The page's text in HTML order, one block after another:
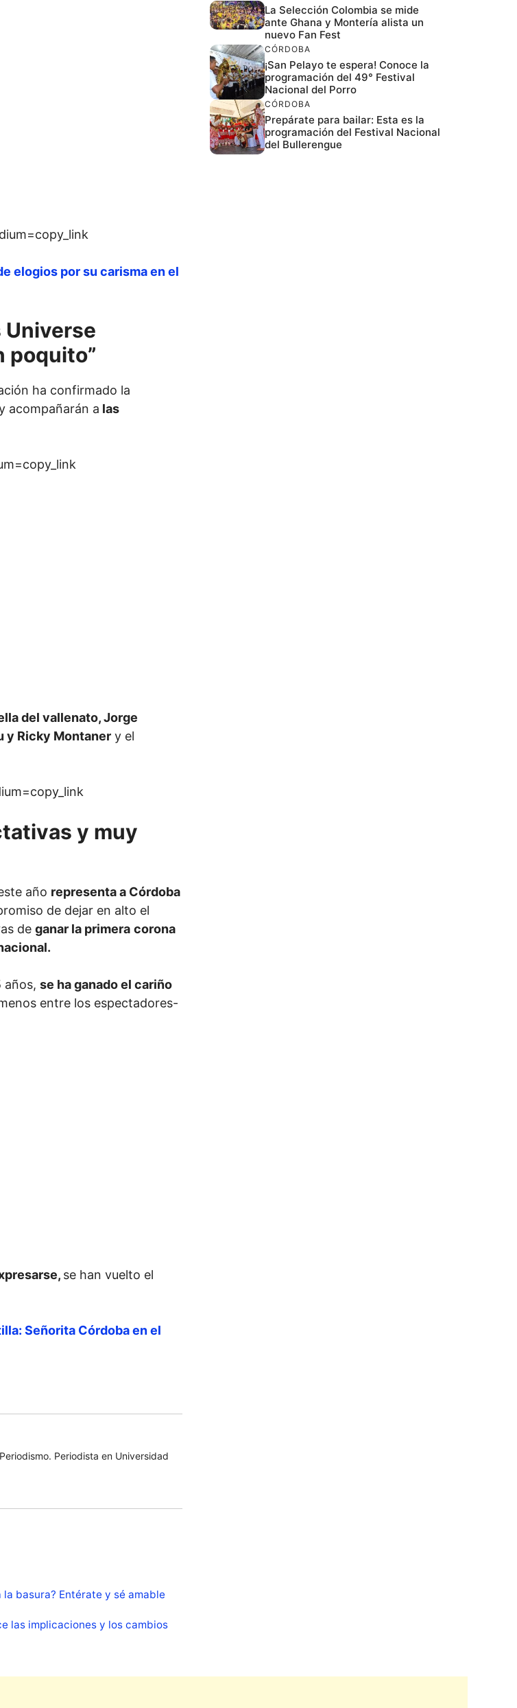
elogios por su carisma en el
Universe
poquito”
ha confirmado la
acompañarán a las
del vallenato, Jorge
y Ricky Montaner y el
y muy
año representa a Córdoba
de dejar en alto el
de ganar la primera corona
años, se ha ganado el cariño
entre los espectadores-
se han vuelto el
Señorita Córdoba en el
Periodista en Universidad
basura? Entérate y sé amable
las implicaciones y los cambios
La Selección Colombia se mide
ante Ghana y Montería alista un
nuevo Fan Fest
CÓRDOBA
¡San Pelayo te espera! Conoce la
programación del 49° Festival
Nacional del Porro
CÓRDOBA
Prepárate para bailar: Esta es la
programación del Festival Nacional
del Bullerengue